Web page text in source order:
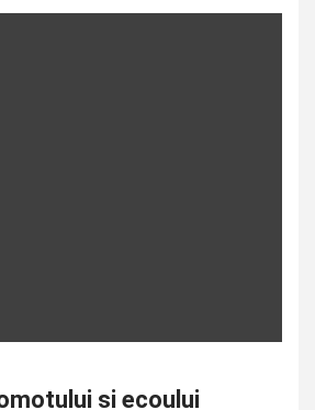
si ecoului